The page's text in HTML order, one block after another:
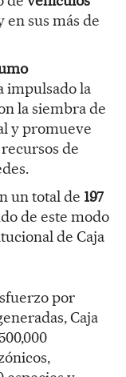
en sus más de
impulsado la
la siembra de
y promueve
de
un total de 197
de este modo
de Caja
por
Caja